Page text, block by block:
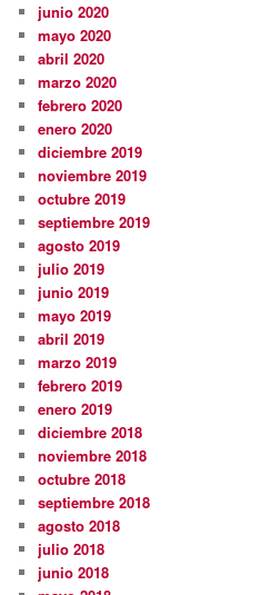
junio 2020
mayo 2020
abril 2020
marzo 2020
febrero 2020
enero 2020
diciembre 2019
noviembre 2019
octubre 2019
septiembre 2019
agosto 2019
julio 2019
junio 2019
mayo 2019
abril 2019
marzo 2019
febrero 2019
enero 2019
diciembre 2018
noviembre 2018
octubre 2018
septiembre 2018
agosto 2018
julio 2018
junio 2018